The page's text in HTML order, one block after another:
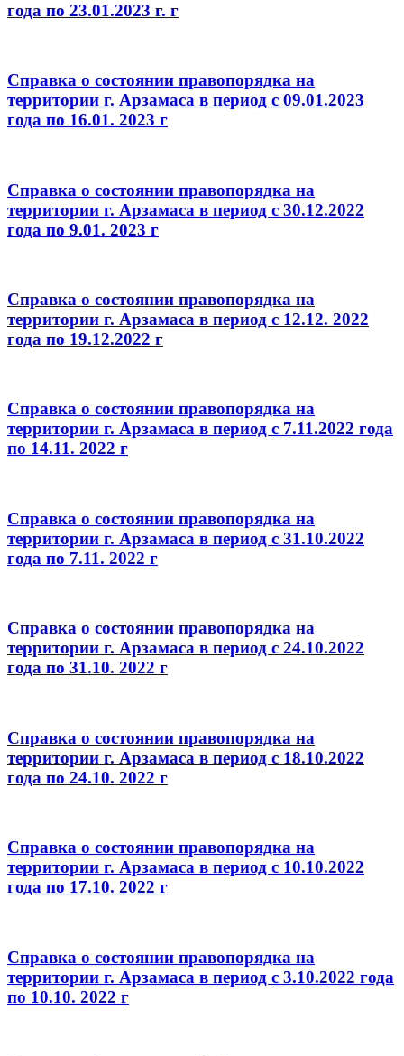
года по 23.01.2023 г. г
Справка о состоянии правопорядка на
территории г. Арзамаса в период с 09.01.2023
года по 16.01. 2023 г
Справка о состоянии правопорядка на
территории г. Арзамаса в период с 30.12.2022
года по 9.01. 2023 г
Справка о состоянии правопорядка на
территории г. Арзамаса в период с 12.12. 2022
года по 19.12.2022 г
Справка о состоянии правопорядка на
территории г. Арзамаса в период с 7.11.2022 года
по 14.11. 2022 г
Справка о состоянии правопорядка на
территории г. Арзамаса в период с 31.10.2022
года по 7.11. 2022 г
Справка о состоянии правопорядка на
территории г. Арзамаса в период с 24.10.2022
года по 31.10. 2022 г
Справка о состоянии правопорядка на
территории г. Арзамаса в период с 18.10.2022
года по 24.10. 2022 г
Справка о состоянии правопорядка на
территории г. Арзамаса в период с 10.10.2022
года по 17.10. 2022 г
Справка о состоянии правопорядка на
территории г. Арзамаса в период с 3.10.2022 года
по 10.10. 2022 г